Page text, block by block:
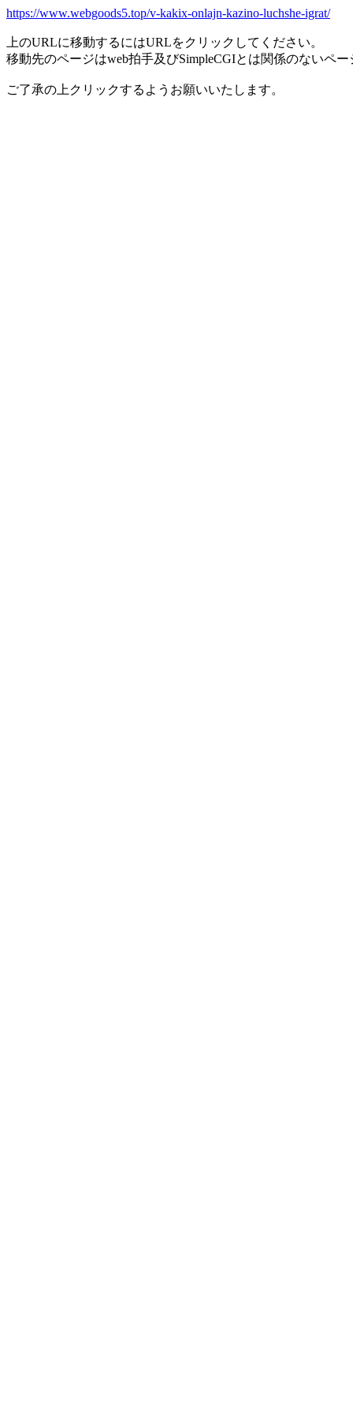
https://www.webgoods5.top/v-kakix-onlajn-kazino-luchshe-igrat/
上のURLに移動するにはURLをクリックしてください。
移動先のページはweb拍手及びSimpleCGIとは関係のないペ
ご了承の上クリックするようお願いいたします。